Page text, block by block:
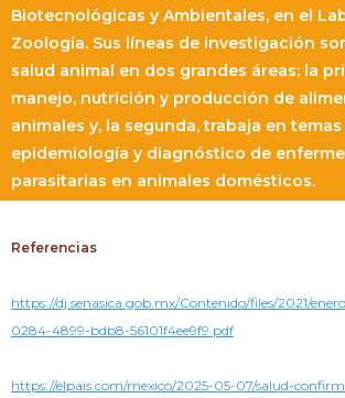
Biotecnológicas y Ambientales, en el
Zoología. Sus líneas de investigación
salud animal en dos grandes áreas; la
manejo, nutrición y producción de
animales y, la segunda, trabaja en
epidemiología y diagnóstico de
parasitarias en animales domésticos.
Referencias
https://dj.senasica.gob.mx/Contenido/files/2021/
0284-4899-bdb8-56101f4ee9f9.pdf
https://elpais.com/mexico/2025-05-07/salud-